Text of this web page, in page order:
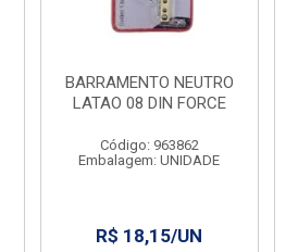
BARRAMENTO NEUTRO
LATAO 08 DIN FORCE
Código: 963862
Embalagem: UNIDADE
R$ 18,15/UN